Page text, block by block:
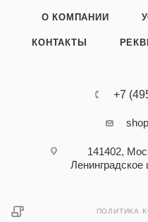
О КОМПАНИИ
КОНТАКТЫ
+7
141402,
ПОЛИТИКА